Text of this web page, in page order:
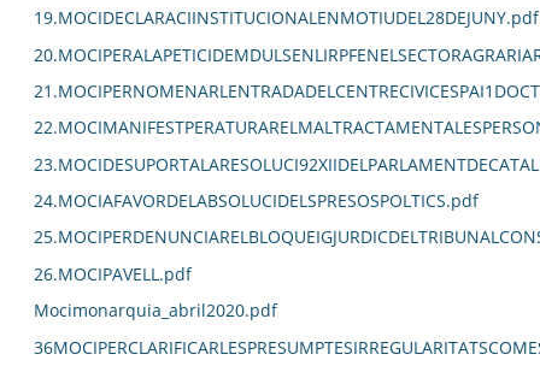
19.MOCIDECLARACIINSTITUCIONALENMOTIUDEL28DEJUNY.pdf
24.MOCIAFAVORDELABSOLUCIDELSPRESOSPOLTICS.pdf
26.MOCIPAVELL.pdf
Mocimonarquia_abril2020.pdf